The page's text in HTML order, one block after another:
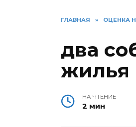
ГЛАВНАЯ » ОЦЕНКА
два
жилья
НА ЧТЕНИЕ
2 мин